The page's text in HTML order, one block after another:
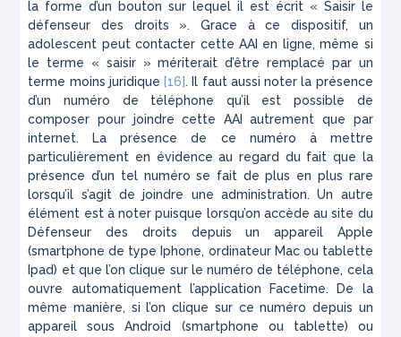
la forme d’un bouton sur lequel il est écrit « Saisir le
défenseur des droits ». Grace à ce dispositif, un
adolescent peut contacter cette AAI en ligne, même si
le terme « saisir » mériterait d’être remplacé par un
terme moins juridique [16]. Il faut aussi noter la présence
d’un numéro de téléphone qu’il est possible de
composer pour joindre cette AAI autrement que par
internet. La présence de ce numéro à mettre
particulièrement en évidence au regard du fait que la
présence d’un tel numéro se fait de plus en plus rare
lorsqu’il s’agit de joindre une administration. Un autre
élément est à noter puisque lorsqu’on accède au site du
Défenseur des droits depuis un appareil Apple
(smartphone de type Iphone, ordinateur Mac ou tablette
Ipad) et que l’on clique sur le numéro de téléphone, cela
ouvre automatiquement l’application Facetime. De la
même manière, si l’on clique sur ce numéro depuis un
appareil sous Android (smartphone ou tablette) ou